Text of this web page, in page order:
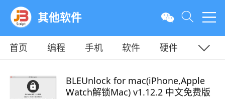
其他软件
首页 编程 手机 软件
硬件
BLEUnlock for mac(iPhone,Apple
Watch解锁Mac) v1.12.2 中文免费版